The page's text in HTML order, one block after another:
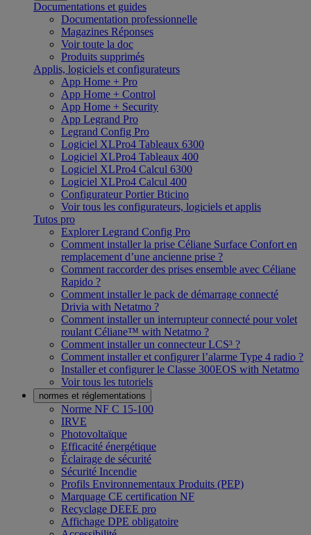
Documentations et guides
Documentation professionnelle
Magazines Réponses
Voir toute la doc
Produits supprimés
Applis, logiciels et configurateurs
App Home + Pro
App Home + Control
App Home + Security
App Legrand Pro
Legrand Config Pro
Logiciel XLPro4 Tableaux 6300
Logiciel XLPro4 Tableaux 400
Logiciel XLPro4 Calcul 6300
Logiciel XLPro4 Calcul 400
Configurateur Portier Bticino
Voir tous les configurateurs, logiciels et applis
Tutos pro
Explorer Legrand Config Pro
Comment installer la prise Céliane Surface Confort en
remplacement d’une ancienne prise ?
Comment raccorder des prises ensemble avec Céliane
Rapido ?
Comment installer le pack de démarrage connecté
Drivia with Netatmo ?
Comment installer un interrupteur connecté pour volet
roulant Céliane™ with Netatmo ?
Comment installer un connecteur LCS³ ?
Comment installer et configurer l’alarme Type 4 radio ?
Installer et configurer le Classe 300EOS with Netatmo
Voir tous les tutoriels
normes et réglementations
Norme NF C 15-100
IRVE
Photovoltaïque
Efficacité énergétique
Éclairage de sécurité
Sécurité Incendie
Profils Environnementaux Produits (PEP)
Marquage CE certification NF
Recyclage DEEE pro
Affichage DPE obligatoire